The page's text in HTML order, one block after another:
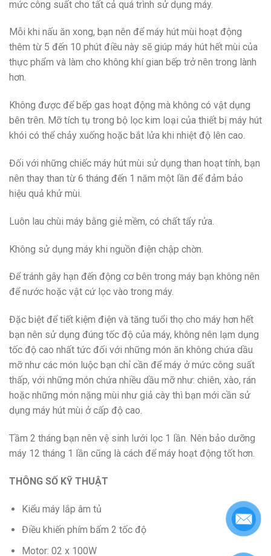
mức công suất cho tất cả quá trình sử dụng máy.
Mỗi khi nấu ăn xong, bạn nên để máy hút mùi hoạt động
thêm từ 5 đến 10 phút điều này sẽ giúp máy hút hết mùi của
thực phẩm và làm cho không khí gian bếp trở nên trong lành
hơn.
Không được để bếp gas hoạt động mà không có vật dụng
bên trên. Mỡ tích tụ trong bộ lọc kim loại của thiết bị máy hút
khói có thể chảy xuống hoặc bắt lửa khi nhiệt độ lên cao.
Đối với những chiếc máy hút mùi sử dụng than hoạt tính, bạn
nên thay than từ 6 tháng đến 1 năm một lần để đảm bảo
hiệu quả khử mùi.
Luôn lau chùi máy bằng giẻ mềm, có chất tẩy rửa.
Không sử dụng máy khi nguồn điện chập chờn.
Để tránh gây hạn đến động cơ bên trong máy bạn không nên
để nước hoặc vật cứ lọc vào trong máy.
Đặc biệt để tiết kiệm điện và tăng tuổi thọ cho máy hơn hết
bạn nên sử dụng đúng tốc độ của máy, không nên lạm dụng
tốc độ cao nhất tức đối với những món ăn không chứa dầu
mỡ như các món luộc bạn chỉ cần để máy ở mức công suất
thấp, với những món chứa nhiều dầu mỡ như: chiên, xào, rán
hoặc những món nặng mùi như giả cày thì bạn mới cần sử
dụng máy hút mùi ở cấp độ cao.
Tầm 2 tháng bạn nên vệ sinh lưới lọc 1 lần. Nên bảo dưỡng
máy 12 tháng 1 lần cũng là cách để máy hoạt động tốt hơn.
THÔNG SỐ KỸ THUẬT
Kiểu máy lắp âm tủ
Điều khiến phím bấm 2 tốc độ
Motor: 02 x 100W